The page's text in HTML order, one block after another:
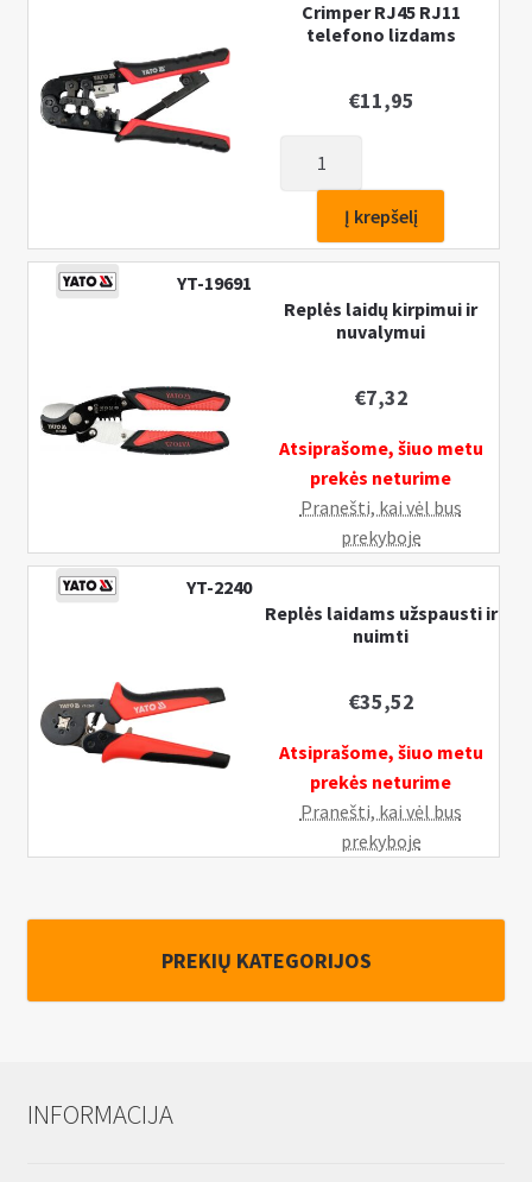
telefono
lizdams
Crimper RJ45 RJ11
telefono lizdams
€11,95
Crimper
RJ45
RJ11
telefono
lizdams
Į krepšelį
YT-19691
Replės laidų kirpimui ir
nuvalymui
€7,32
Atsiprašome, šiuo metu
prekės neturime
Pranešti, kai vėl bus
prekyboje
YT-2240
Replės laidams užspausti ir
nuimti
€35,52
Atsiprašome, šiuo metu
prekės neturime
Pranešti, kai vėl bus
prekyboje
PREKIŲ KATEGORIJOS
INFORMACIJA